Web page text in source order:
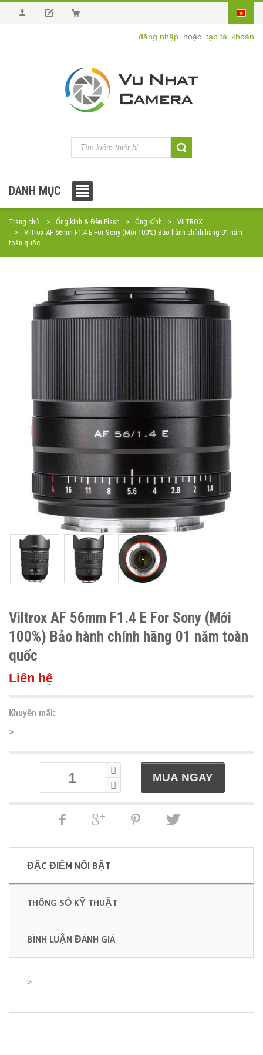
đăng nhập hoặc tạo tài khoản
DANH MỤC
Trang chủ Ống kính & Đèn Flash Ống Kính
VILTROX
Viltrox AF 56mm F1.4 E For Sony (Mới 100%) Bảo hành chính hãng 01 năm
toàn quốc
Viltrox AF 56mm F1.4 E For Sony (Mới
100%) Bảo hành chính hãng 01 năm toàn
quốc
Liên hệ
Khuyến mãi:
>
ĐẶC ĐIỂM NỔI BẬT
THÔNG SỐ KỸ THUẬT
BÌNH LUẬN ĐÁNH GIÁ
>